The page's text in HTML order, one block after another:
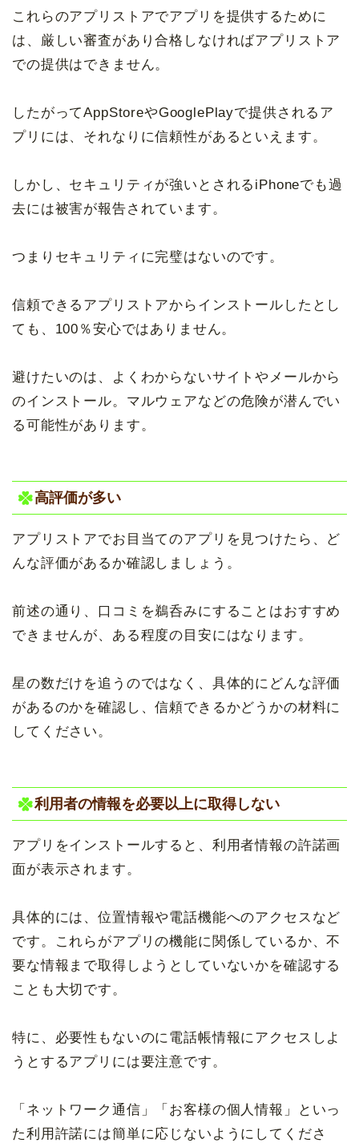
これらのアプリストアでアプリを提供するために
は、厳しい審査があり合格しなければアプリストア
での提供はできません。
したがってAppStoreやGooglePlayで提供されるア
プリには、それなりに信頼性があるといえます。
しかし、セキュリティが強いとされるiPhoneでも過
去には被害が報告されています。
つまりセキュリティに完璧はないのです。
信頼できるアプリストアからインストールしたとし
ても、100％安心ではありません。
避けたいのは、よくわからないサイトやメールから
のインストール。マルウェアなどの危険が潜んでい
る可能性があります。
高評価が多い
アプリストアでお目当てのアプリを見つけたら、ど
んな評価があるか確認しましょう。
前述の通り、口コミを鵜呑みにすることはおすすめ
できませんが、ある程度の目安にはなります。
星の数だけを追うのではなく、具体的にどんな評価
があるのかを確認し、信頼できるかどうかの材料に
してください。
利用者の情報を必要以上に取得しない
アプリをインストールすると、利用者情報の許諾画
面が表示されます。
具体的には、位置情報や電話機能へのアクセスなど
です。これらがアプリの機能に関係しているか、不
要な情報まで取得しようとしていないかを確認する
ことも大切です。
特に、必要性もないのに電話帳情報にアクセスしよ
うとするアプリには要注意です。
「ネットワーク通信」「お客様の個人情報」といっ
た利用許諾には簡単に応じないようにしてくださ